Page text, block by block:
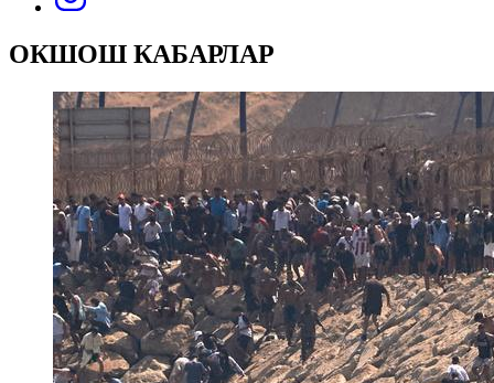
ОКШОШ КАБАРЛАР